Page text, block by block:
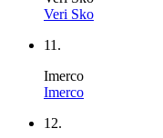
Veri Sko
11.
Imerco
Imerco
12.